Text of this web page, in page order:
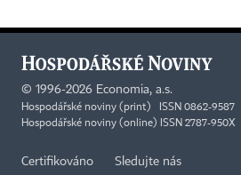
© 1996-2026 Economia, a.s.
Hospodářské noviny (print) ISSN 0862-9587
Hospodářské noviny (online) ISSN 2787-950X
Certifikováno Sledujte nás